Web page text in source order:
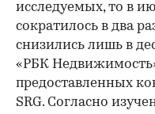
исследуемых, то в
сократилось в два
снизились лишь в
«РБК
предоставленных
SRG. Согласно